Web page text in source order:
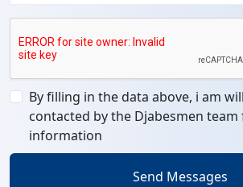
By filling in the data above, i am
contacted by the Djabesmen
information
Send Messages